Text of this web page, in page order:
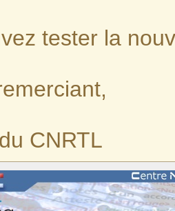
tester la
CNRTL